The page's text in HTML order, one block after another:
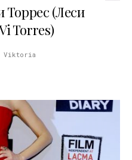
24.11.2017
Торрес (Леси
Torres)
Viktoria